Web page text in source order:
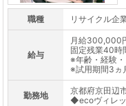
職種 リサイクル企
給与
月給300,000
固定残業40
※年齢・経験
※試用期間3ヵ
勤務地
京都府京田辺
◆ecoヴィレ